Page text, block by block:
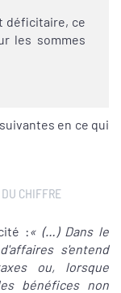
déficitaire, ce
les sommes
en ce qui
CHIFFRE
:« (…) Dans le
s'entend
ou, lorsque
bénéfices non